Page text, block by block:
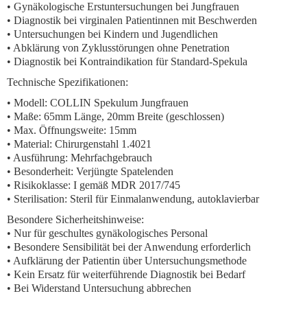
• Gynäkologische Erstuntersuchungen bei Jungfrauen
• Diagnostik bei virginalen Patientinnen mit Beschwerden
• Untersuchungen bei Kindern und Jugendlichen
• Abklärung von Zyklusstörungen ohne Penetration
• Diagnostik bei Kontraindikation für Standard-Spekula
Technische Spezifikationen:
• Modell: COLLIN Spekulum Jungfrauen
• Maße: 65mm Länge, 20mm Breite (geschlossen)
• Max. Öffnungsweite: 15mm
• Material: Chirurgenstahl 1.4021
• Ausführung: Mehrfachgebrauch
• Besonderheit: Verjüngte Spatelenden
• Risikoklasse: I gemäß MDR 2017/745
• Sterilisation: Steril für Einmalanwendung, autoklavierbar
Besondere Sicherheitshinweise:
• Nur für geschultes gynäkologisches Personal
• Besondere Sensibilität bei der Anwendung erforderlich
• Aufklärung der Patientin über Untersuchungsmethode
• Kein Ersatz für weiterführende Diagnostik bei Bedarf
• Bei Widerstand Untersuchung abbrechen